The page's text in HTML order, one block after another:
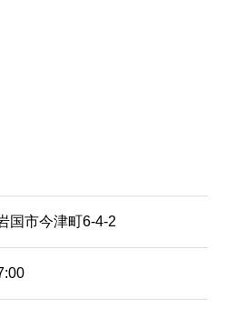
国市今津町6-4-2